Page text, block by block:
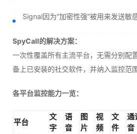
Signal因为“加密性强”被用来发送敏
SpyCall的解决方案：
一次性覆盖所有主流平台，无需分别配
备上已安装的社交软件，并纳入监控范围
各平台监控能力一览：
平台
文
字
语
音
图
片
视
频
文
件
通
音